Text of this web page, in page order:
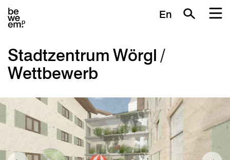
En
Stadtzentrum Wörgl /
Wettbewerb